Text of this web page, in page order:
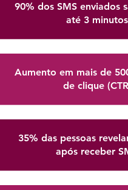
90% dos SMS enviados
até 3 minutos
Aumento em mais de
de clique
35% das pessoas
após receber